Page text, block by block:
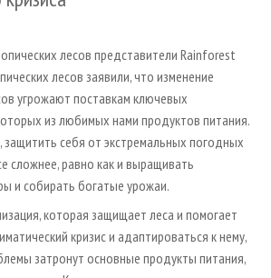
ПЛИТ
МЕБЕЛИ
REVIEW
лесов представители Rainforest
лесов заявили, что изменение
угрожают поставкам ключевых
из любимых нами продуктов питания.
защитить себя от экстремальных погодных
сложнее, равно как и выращивать
и собирать богатые урожаи.
которая защищает леса и помогает
кризис и адаптироваться к нему,
затронут основные продукты питания,